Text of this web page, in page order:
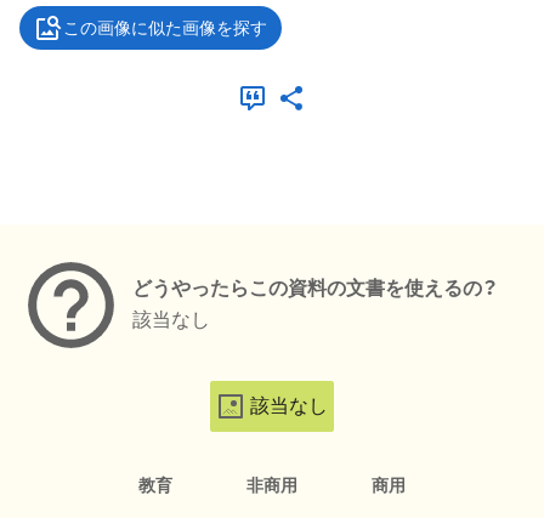
この画像に似た画像を探す
どうやったらこの資料の文書を使えるの？
該当なし
該当なし
教育 非商用 商用